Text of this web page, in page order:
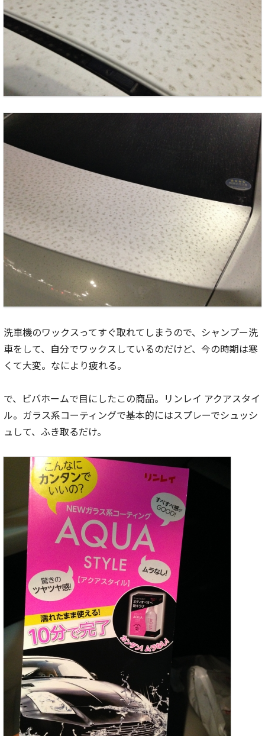
洗車機のワックスってすぐ取れてしまうので、シャンプー洗
車をして、自分でワックスしているのだけど、今の時期は寒
くて大変。なにより疲れる。
で、ビバホームで目にしたこの商品。リンレイ アクアスタイ
ル。ガラス系コーティングで基本的にはスプレーでシュッシ
ュして、ふき取るだけ。